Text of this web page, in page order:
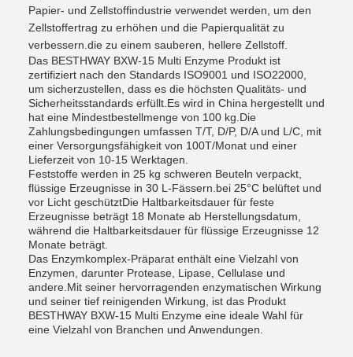
Papier- und Zellstoffindustrie verwendet werden, um den
Zellstoffertrag zu erhöhen und die Papierqualität zu
verbessern.die zu einem sauberen, hellere Zellstoff.
Das BESTHWAY BXW-15 Multi Enzyme Produkt ist
zertifiziert nach den Standards ISO9001 und ISO22000,
um sicherzustellen, dass es die höchsten Qualitäts- und
Sicherheitsstandards erfüllt.Es wird in China hergestellt und
hat eine Mindestbestellmenge von 100 kg.Die
Zahlungsbedingungen umfassen T/T, D/P, D/A und L/C, mit
einer Versorgungsfähigkeit von 100T/Monat und einer
Lieferzeit von 10-15 Werktagen.
Feststoffe werden in 25 kg schweren Beuteln verpackt,
flüssige Erzeugnisse in 30 L-Fässern.bei 25°C belüftet und
vor Licht geschütztDie Haltbarkeitsdauer für feste
Erzeugnisse beträgt 18 Monate ab Herstellungsdatum,
während die Haltbarkeitsdauer für flüssige Erzeugnisse 12
Monate beträgt.
Das Enzymkomplex-Präparat enthält eine Vielzahl von
Enzymen, darunter Protease, Lipase, Cellulase und
andere.Mit seiner hervorragenden enzymatischen Wirkung
und seiner tief reinigenden Wirkung, ist das Produkt
BESTHWAY BXW-15 Multi Enzyme eine ideale Wahl für
eine Vielzahl von Branchen und Anwendungen.